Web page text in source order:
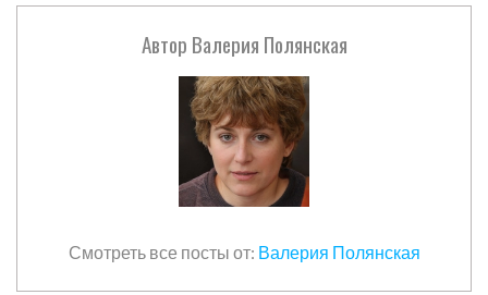
Автор Валерия Полянская
Смотреть все посты от: Валерия Полянская